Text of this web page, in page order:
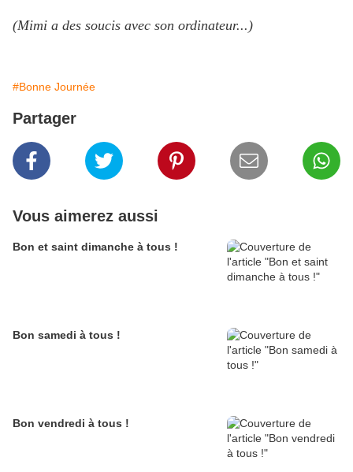
(Mimi a des soucis avec son ordinateur...)
#Bonne Journée
Partager
Vous aimerez aussi
Bon et saint dimanche à tous !
Bon samedi à tous !
Bon vendredi à tous !